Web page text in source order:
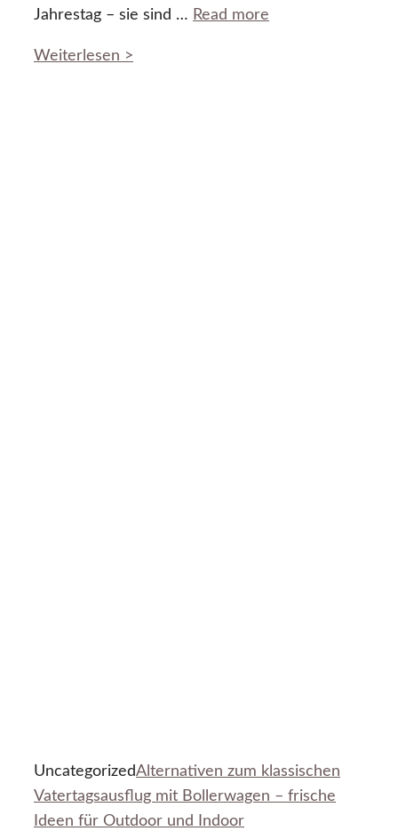
Jahrestag – sie sind … Read more
Weiterlesen >
UncategorizedAlternativen zum klassischen
Vatertagsausflug mit Bollerwagen – frische
Ideen für Outdoor und Indoor